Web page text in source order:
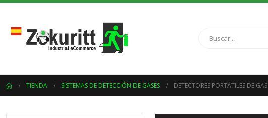
TIENDA SISTEMAS DE DETECCIÓN DE GASES DETECTORES PORTÁTILES DE GAS